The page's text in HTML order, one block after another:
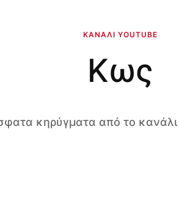
ΚΑΝΆΛΙ YOUTUBE
Κως
κηρύγματα από το